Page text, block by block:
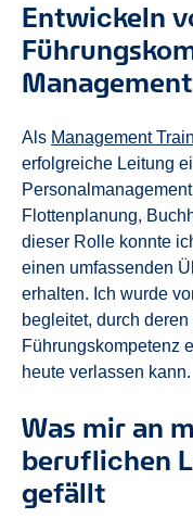
Entwickeln
Als Management
erfolgreiche Leitung
Flottenplanung,
dieser Rolle konnte
einen umfassenden
erhalten. Ich wurde
begleitet, durch
Führungskompetenz
heute verlassen kann.
Was mir an
beruflichen
gefällt